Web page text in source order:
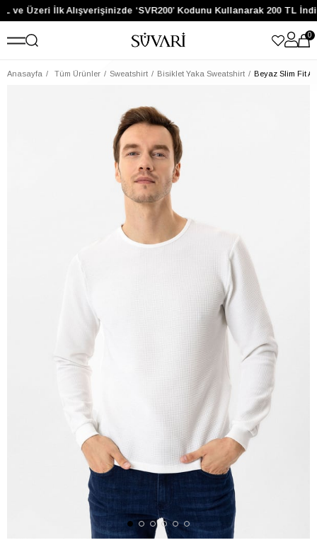
ve Üzeri İlk Alışverişinizde ‘SVR200’ Kodunu Kullanarak 200 TL
0
Anasayfa Tüm Ürünler Sweatshirt Bisiklet Yaka Sweatshirt Beyaz Slim Fit